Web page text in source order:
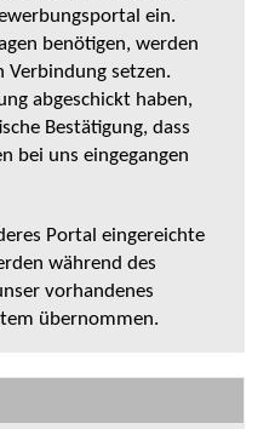
ein.
benötigen, werden
setzen.
abgeschickt haben,
Bestätigung, dass
bei uns eingegangen
Portal eingereichte
während des
vorhandenes
übernommen.